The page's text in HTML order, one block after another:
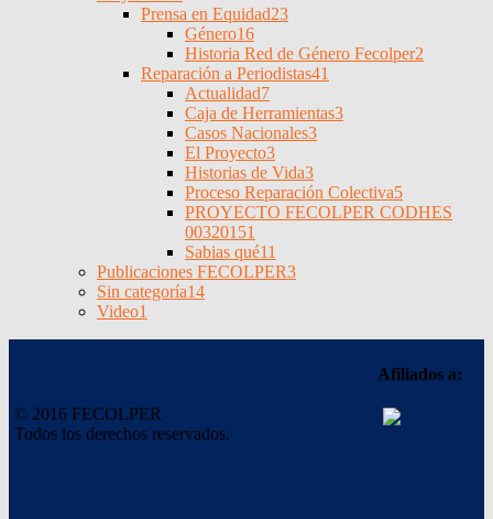
Prensa en Equidad23
Género16
Historia Red de Género Fecolper2
Reparación a Periodistas41
Actualidad7
Caja de Herramientas3
Casos Nacionales3
El Proyecto3
Historias de Vida3
Proceso Reparación Colectiva5
PROYECTO FECOLPER CODHES
00320151
Sabias qué11
Publicaciones FECOLPER3
Sin categoría14
Video1
© 2016 FECOLPER
Todos los derechos reservados.
Afiliados a: